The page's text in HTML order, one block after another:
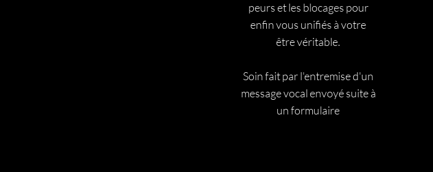
peurs et les blocages pour
enfin vous unifiés à votre
être véritable.
Soin fait par l'entremise d'un
message vocal envoyé suite à
un formulaire